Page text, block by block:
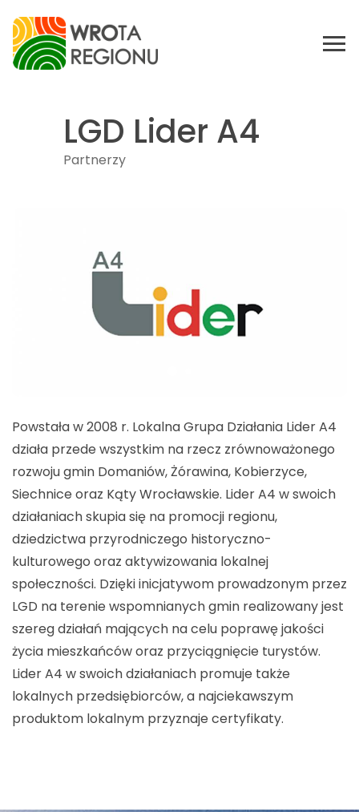
LGD Lider A4
Partnerzy
Powstała w 2008 r. Lokalna Grupa Działania Lider A4
działa przede wszystkim na rzecz zrównoważonego
rozwoju gmin Domaniów, Żórawina, Kobierzyce,
Siechnice oraz Kąty Wrocławskie. Lider A4 w swoich
działaniach skupia się na promocji regionu,
dziedzictwa przyrodniczego historyczno-
kulturowego oraz aktywizowania lokalnej
społeczności. Dzięki inicjatywom prowadzonym przez
LGD na terenie wspomnianych gmin realizowany jest
szereg działań mających na celu poprawę jakości
życia mieszkańców oraz przyciągnięcie turystów.
Lider A4 w swoich działaniach promuje także
lokalnych przedsiębiorców, a najciekawszym
produktom lokalnym przyznaje certyfikaty.